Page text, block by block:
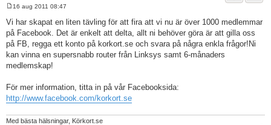
ä
g
g
16 aug 2011 08:47
Vi har skapat en liten tävling för att fira att vi nu är över 1000 medlemmar
på Facebook. Det är enkelt att delta, allt ni behöver göra är att gilla oss
på FB, regga ett konto på korkort.se och svara på några enkla frågor!Ni
kan vinna en supersnabb router från Linksys samt 6-månaders
medlemskap!
För mer information, titta in på vår Facebooksida:
http://www.facebook.com/korkort.se
Med bästa hälsningar, Körkort.se